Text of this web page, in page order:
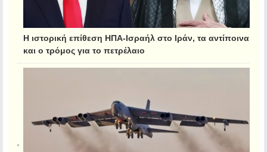
Η ιστορική επίθεση ΗΠΑ-Ισραήλ στο Ιράν, τα αντίποινα
και ο τρόμος για το πετρέλαιο